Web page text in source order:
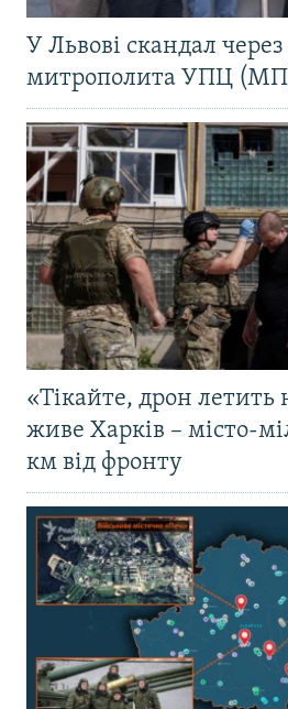
У Львові скандал через
митрополита УПЦ
«Тікайте, дрон
живе Харків – місто-
км від фронту